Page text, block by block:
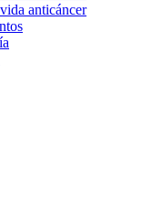
anticáncer